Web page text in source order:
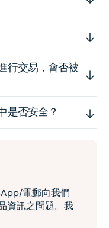
行交易，會否被
是否安全？
電郵向我們
資訊之問題。我